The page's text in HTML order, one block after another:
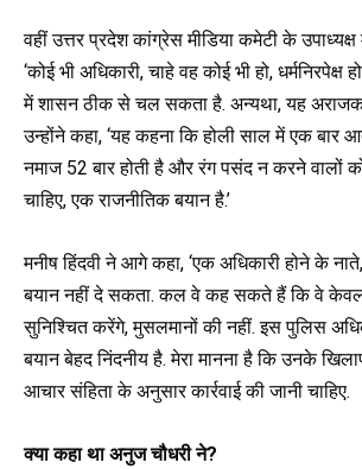
वहीं उत्तर प्रदेश कांग्रेस मीडिया कमेटी के उपाध्यक्ष
‘कोई भी अधिकारी, चाहे वह कोई भी हो, धर्मनिरपेक्ष
में शासन ठीक से चल सकता है. अन्यथा, यह
उन्होंने कहा, ‘यह कहना कि होली साल में एक बार
नमाज 52 बार होती है और रंग पसंद न करने वालों
चाहिए, एक राजनीतिक बयान है.’
मनीष हिंदवी ने आगे कहा, ‘एक अधिकारी होने के
बयान नहीं दे सकता. कल वे कह सकते हैं कि वे केवल
सुनिश्चित करेंगे, मुसलमानों की नहीं. इस पुलिस
बयान बेहद निंदनीय है. मेरा मानना है कि उनके
आचार संहिता के अनुसार कार्रवाई की जानी चाहिए.
क्या कहा था अनुज चौधरी ने?